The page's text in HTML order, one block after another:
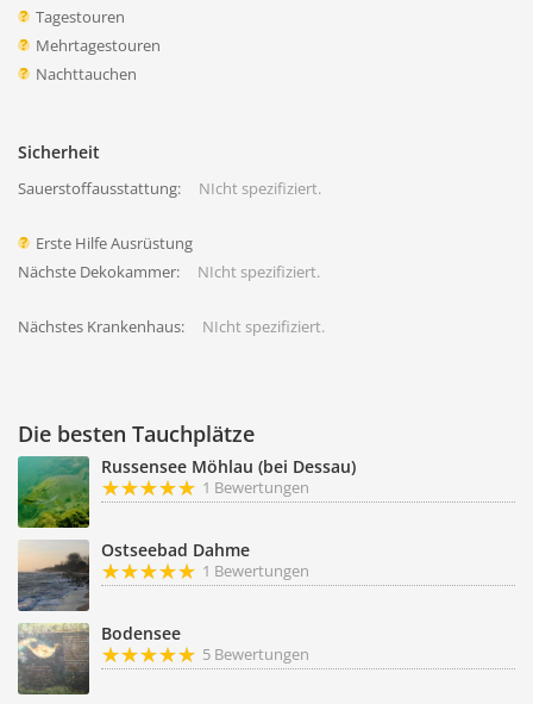
Tagestouren
Mehrtagestouren
Nachttauchen
Sicherheit
Sauerstoffausstattung: NIcht spezifiziert.
Erste Hilfe Ausrüstung
Nächste Dekokammer:
NIcht spezifiziert.
Nächstes Krankenhaus: NIcht spezifiziert.
Die besten Tauchplätze
Russensee Möhlau (bei Dessau)
1 Bewertungen
Ostseebad Dahme
1 Bewertungen
Bodensee
5 Bewertungen